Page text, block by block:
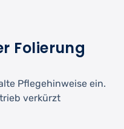
Folierung
Pflegehinweise ein.
verkürzt